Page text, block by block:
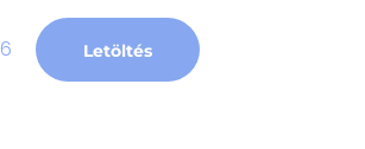
Letöltés